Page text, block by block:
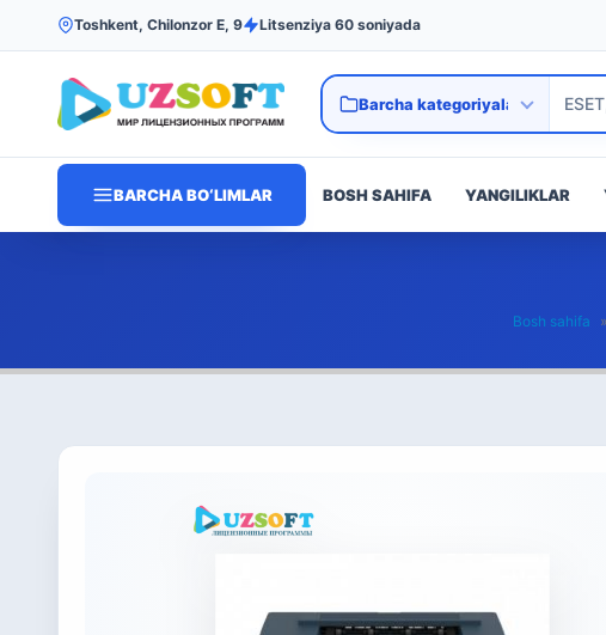
Toshkent, Chilonzor E, 9 Litsenziya 60 soniyada
BARCHA BO‘LIMLAR BOSH SAHIFA YANGILIKLAR
Bosh sahifa »